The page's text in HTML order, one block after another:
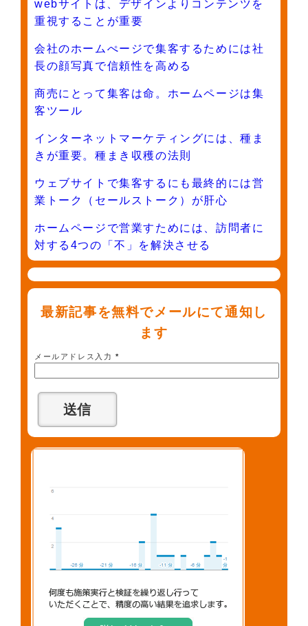
webサイトは、デザインよりコンテンツを
重視することが重要
会社のホームぺージで集客するためには社
長の顔写真で信頼性を高める
商売にとって集客は命。ホームページは集
客ツール
インターネットマーケティングには、種ま
きが重要。種まき収穫の法則
ウェブサイトで集客するにも最終的には営
業トーク（セールストーク）が肝心
ホームページで営業すためには、訪問者に
対する4つの「不」を解決させる
最新記事を無料でメールにて通知し
ます
メールアドレス入力 *